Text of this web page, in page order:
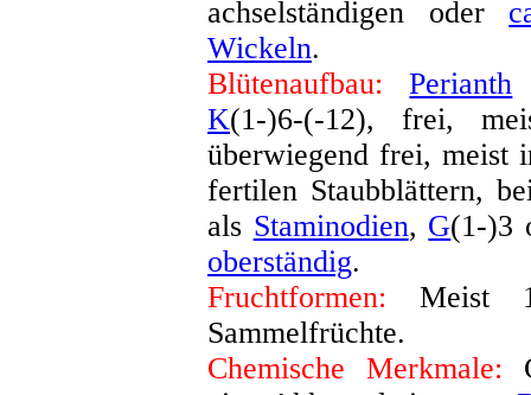
achselständigen oder
Wickeln.
Blütenaufbau:
Perianth
K(1-)6-(-12), frei,
überwiegend frei, meist
fertilen Staubblättern,
als Staminodien, G(1-)3
oberständig.
Fruchtformen: Meist
Sammelfrüchte.
Chemische Merkmale: